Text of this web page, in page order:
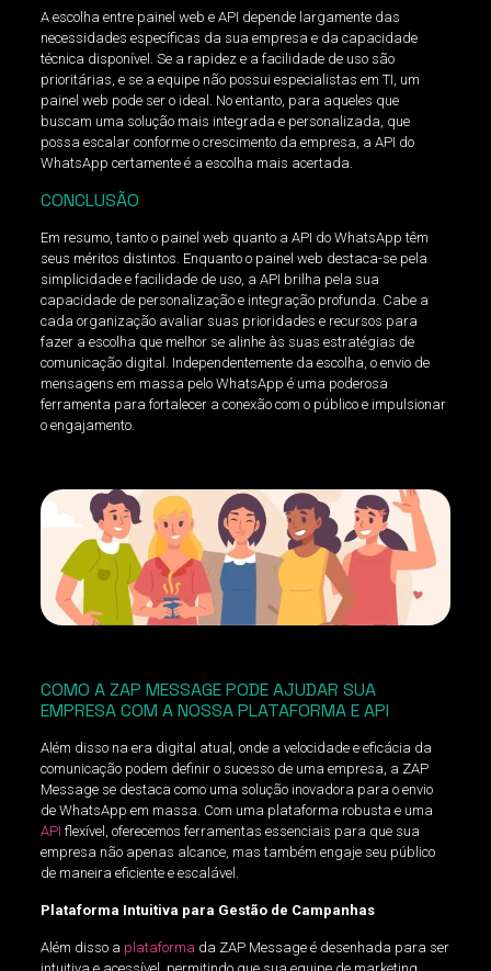
A escolha entre painel web e API depende largamente das
necessidades específicas da sua empresa e da capacidade
técnica disponível. Se a rapidez e a facilidade de uso são
prioritárias, e se a equipe não possui especialistas em TI, um
painel web pode ser o ideal. No entanto, para aqueles que
buscam uma solução mais integrada e personalizada, que
possa escalar conforme o crescimento da empresa, a API do
WhatsApp certamente é a escolha mais acertada.
CONCLUSÃO
Em resumo, tanto o painel web quanto a API do WhatsApp têm
seus méritos distintos. Enquanto o painel web destaca-se pela
simplicidade e facilidade de uso, a API brilha pela sua
capacidade de personalização e integração profunda. Cabe a
cada organização avaliar suas prioridades e recursos para
fazer a escolha que melhor se alinhe às suas estratégias de
comunicação digital. Independentemente da escolha, o envio de
mensagens em massa pelo WhatsApp é uma poderosa
ferramenta para fortalecer a conexão com o público e impulsionar
o engajamento.
COMO A ZAP MESSAGE PODE AJUDAR SUA
EMPRESA COM A NOSSA PLATAFORMA E API
Além disso na era digital atual, onde a velocidade e eficácia da
comunicação podem definir o sucesso de uma empresa, a ZAP
Message se destaca como uma solução inovadora para o envio
de WhatsApp em massa. Com uma plataforma robusta e uma
API flexível, oferecemos ferramentas essenciais para que sua
empresa não apenas alcance, mas também engaje seu público
de maneira eficiente e escalável.
Plataforma Intuitiva para Gestão de Campanhas
Além disso a plataforma da ZAP Message é desenhada para ser